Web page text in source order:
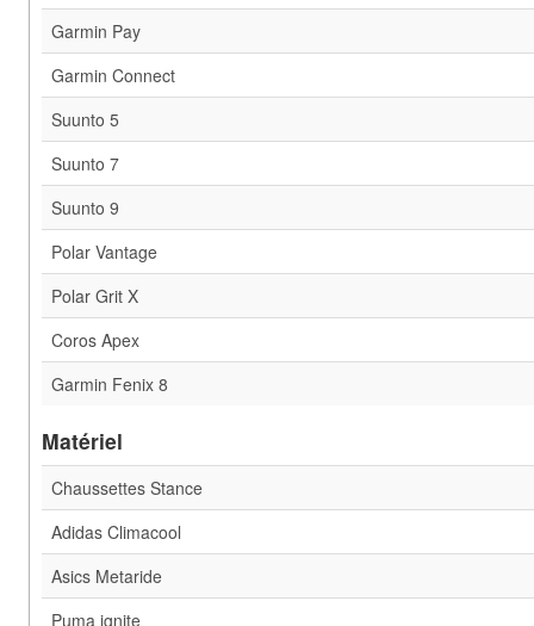
Garmin Pay
Garmin Connect
Suunto 5
Suunto 7
Suunto 9
Polar Vantage
Polar Grit X
Coros Apex
Garmin Fenix 8
Matériel
Chaussettes Stance
Adidas Climacool
Asics Metaride
Puma ignite